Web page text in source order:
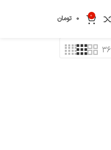
0
0 تومان
36